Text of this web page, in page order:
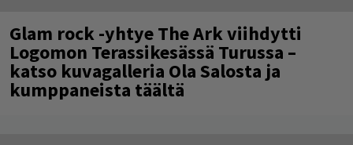
Glam rock -yhtye The Ark viihdytti
Logomon Terassikesässä Turussa –
katso kuvagalleria Ola Salosta ja
kumppaneista täältä